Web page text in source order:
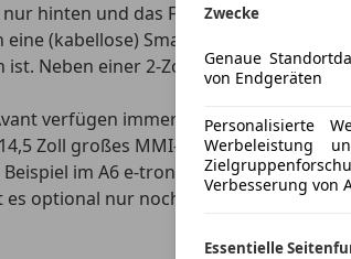
Zwecke
Genaue
von Endgeräten
Personalisierte
Werbeleistung
Verbesserung von
Essentielle
hinten und das Fehlen von Apple
(kabellose) Smartphone-
Neben einer 2-Zonen-
verfügen immerzu über das
Zoll großes MMI-Touchdisplay.
im A6 e-tron um eine
optional nur noch mit Panorama-